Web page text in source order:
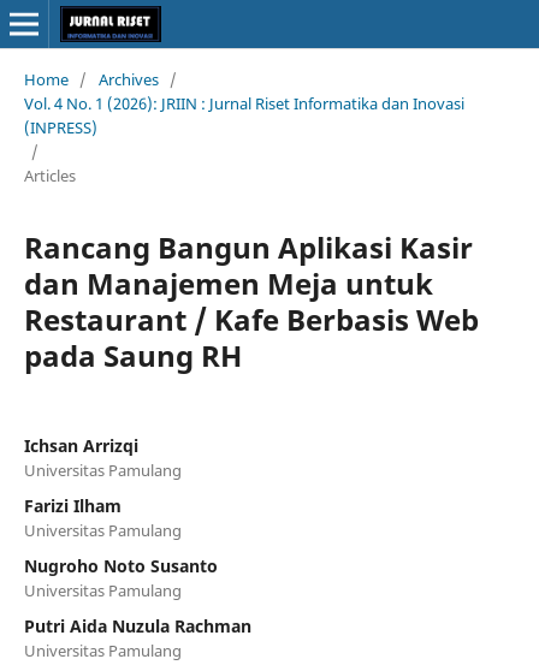
Home / Archives /
Vol. 4 No. 1 (2026): JRIIN : Jurnal Riset Informatika dan Inovasi
(INPRESS)
/
Articles
Rancang Bangun Aplikasi Kasir
dan Manajemen Meja untuk
Restaurant / Kafe Berbasis Web
pada Saung RH
Ichsan Arrizqi
Universitas Pamulang
Farizi Ilham
Universitas Pamulang
Nugroho Noto Susanto
Universitas Pamulang
Putri Aida Nuzula Rachman
Universitas Pamulang